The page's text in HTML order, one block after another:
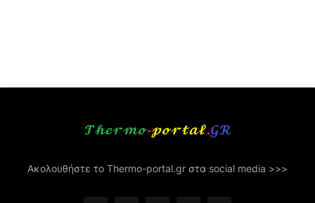
Ακολουθήστε το Thermo-portal.gr στα social media >>>